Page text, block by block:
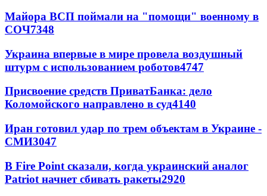
Майора ВСП поймали на "помощи" военному в
СОЧ7348
Украина впервые в мире провела воздушный
штурм с использованием роботов4747
Присвоение средств ПриватБанка: дело
Коломойского направлено в суд4140
Иран готовил удар по трем объектам в Украине -
СМИ3047
В Fire Point сказали, когда украинский аналог
Patriot начнет сбивать ракеты2920